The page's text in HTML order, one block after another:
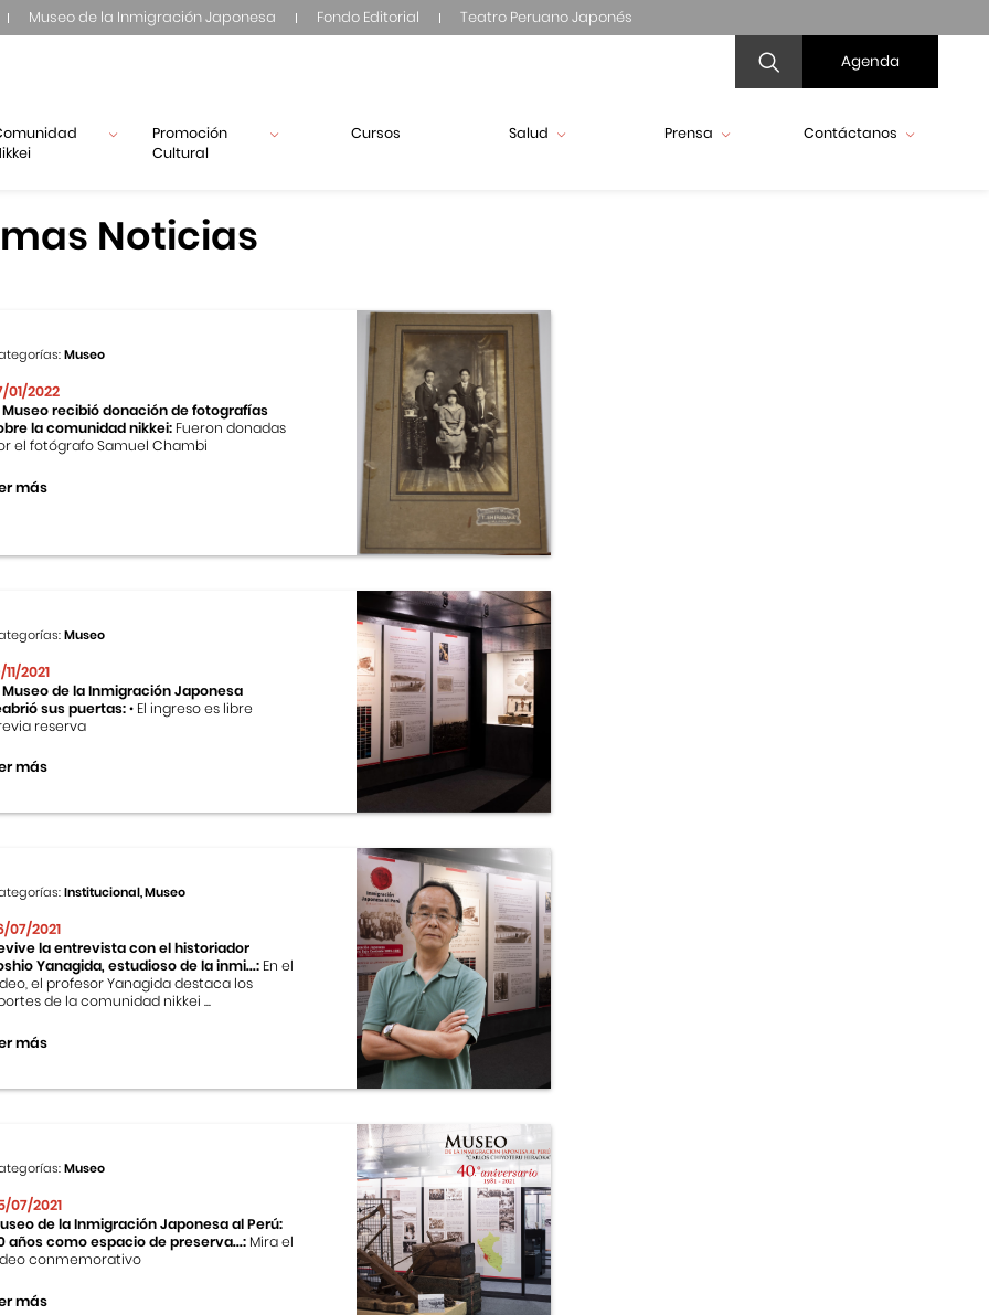
Museo de la Inmigración Japonesa Fondo Editorial Teatro Peruano Japonés
Agenda
Promoción
Cultural
Cursos Salud Prensa Contáctanos
Noticias
Museo
01/2022
Museo recibió donación de fotografías
la comunidad nikkei: Fueron donadas
el fotógrafo Samuel Chambi
más
Museo
11/2021
Museo de la Inmigración Japonesa
sus puertas:• El ingreso es libre
reserva
más
Institucional, Museo
07/2021
la entrevista con el historiador
Yanagida, estudioso de la inmi...: En el
el profesor Yanagida destaca los
de la comunidad nikkei ...
más
Museo
07/2021
de la Inmigración Japonesa al Perú:
años como espacio de preserva...: Mira el
conmemorativo
más